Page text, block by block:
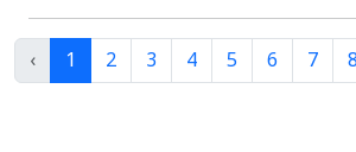
ที่ทรงปฏิบัติพระราชกรณียกิจนานัปการใน
รักษา สร้างสรรค์ ส่งเสริม และสืบสานมรดก
ให้คงอยู่เพื่อเป็นเกียรติภูมิของชาติ อธิ
‹ 1 2 3 4 5 6 7 8